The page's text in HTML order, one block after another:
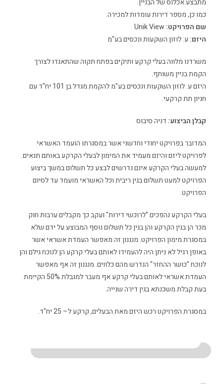
מתבצע אכלוס של הבניין.
כמו כן, מספר דירות עומדות למכירה.
שם הפרויקט:
היזם: ע. לוזון השקעות ונכסים בע"מ
משרדנו מלווה בעלי קרקע ותיקים בפתח תקוה שהתאגדו לצורך
הקמת בניין משותף.
היזם ע. לוזון השקעות ונכסים בע"מ להקמת מגדל בן 101 יח"ד עם
חניון תת קרקעי.
קבלן הביצוע: דניה סיבוס
המדובר בפרויקט יחודי וחדשני אשר במסגרתו הועמד האשראי
לפרויקט ליזם והיזם מעמיד את המימון לבעלי הקרקע באותם תנאים.
למעשה בעלי הקרקע אינם נדרשים לבצע כל תשלום במשך ביצוע
הפרויקט למעט תשלום בגין ריבית וכל האשראי מועמד עד לסיום
הפרויקט.
בעלי הקרקע נהפכים "לרוכשי דירות" ועקב כך מקבלים ערבות חוק
מכר הן בגין הקרקע והן בגין כל תשלום נוסף המבוצע על ידם שלא
במסגרת מימון הפרויקט. מנגנון זה מאפשר העמדת אשראי אשר
באופן רגיל לא ניתן היה להעמידו לאותם בעלי קרקע הן לנוכח גילם והן
לנוכח "כושר ההחזר" הנדרש מהם כלווים. מנגנון זה אף מאפשר
העמדת אשראי לאותם בעלי קרקע אף מעבר למגבלת 50% הקיימת
בעת קבלת משכנתא בגין דירה שנייה.
במסגרת הפרויקט רכש היזם מאת הבעלים, קרקע ל– 25 יח"ד.